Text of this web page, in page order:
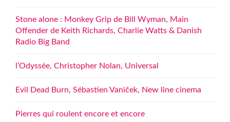
Stone alone : Monkey Grip de Bill Wyman, Main
Offender de Keith Richards, Charlie Watts & Danish
Radio Big Band
l’Odyssée, Christopher Nolan, Universal
Evil Dead Burn, Sébastien Vaniček, New line cinema
Pierres qui roulent encore et encore